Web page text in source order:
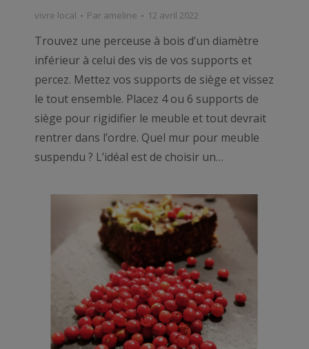
vivre local Par ameline 12 avril 2022
Trouvez une perceuse à bois d’un diamètre
inférieur à celui des vis de vos supports et
percez. Mettez vos supports de siège et vissez
le tout ensemble. Placez 4 ou 6 supports de
siège pour rigidifier le meuble et tout devrait
rentrer dans l’ordre. Quel mur pour meuble
suspendu ? L’idéal est de choisir un…